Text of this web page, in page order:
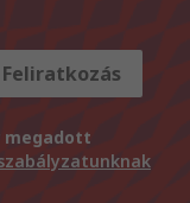
Feliratkozás
megadott